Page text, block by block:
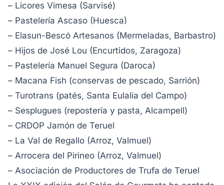
– Licores Vimesa (Sarvisé)
– Pastelería Ascaso (Huesca)
– Elasun-Bescó Artesanos (Mermeladas, Barbastro)
– Hijos de José Lou (Encurtidos, Zaragoza)
– Pastelería Manuel Segura (Daroca)
– Macana Fish (conservas de pescado, Sarrión)
– Turotrans (patés, Santa Eulalia del Campo)
– Sesplugues (repostería y pasta, Alcampell)
– CRDOP Jamón de Teruel
– La Val de Regallo (Arroz, Valmuel)
– Arrocera del Pirineo (Arroz, Valmuel)
– Asociación de Productores de Trufa de Teruel